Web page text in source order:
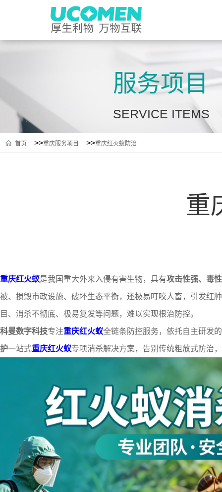
服务项目
SERVICE ITEMS
首页 >>重庆服务项目 >>重庆红火蚁防治
重
重庆红火蚁是我国重大外来入侵有害生物，具有攻击性强、毒
被、损毁市政设施、破坏生态平衡，还极易叮咬人畜，引发红
目、消杀不彻底、极易复发等问题，难以实现根治防控。
科曼数字科技专注重庆红火蚁全链条防控服务，依托自主研发
护一站式重庆红火蚁专项消杀解决方案，告别传统粗放式防治